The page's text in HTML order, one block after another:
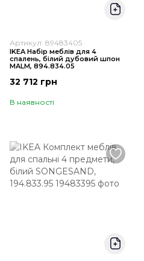
Артикул: 89483405
IKEA Набір меблів для 4
спалень, білий дубовий шпон
MALM, 894.834.05
32 712 грн
В наявності